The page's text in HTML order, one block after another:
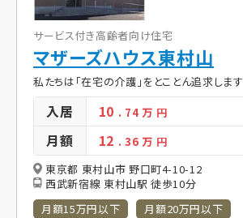
サービス付き高齢者向け住宅
マザーズハウス東村山
私たちは「在宅の介護」をとことん追求します
入居 10 . 74万 円
月額 12 . 36万 円
東京都 東村山市 野口町4-10-12
西武新宿線 東村山駅 徒歩10分
月額15万円以下
月額20万円以下